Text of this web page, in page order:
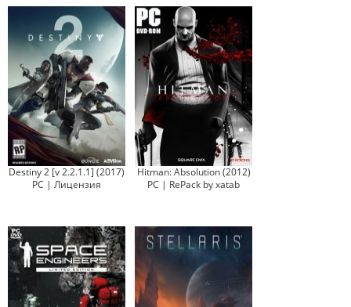
Destiny 2 [v 2.2.1.1] (2017)
PC | Лицензия
Hitman: Absolution (2012)
PC | RePack by xatab